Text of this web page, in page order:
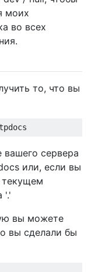
моих
во всех
то, что вы
вашего сервера
или, если вы
текущем
'.'
вы можете
вы сделали бы